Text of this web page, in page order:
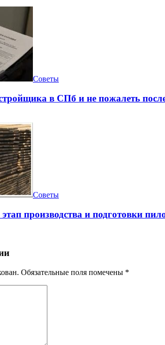
Советы
в СПб и не пожалеть
Советы
производства и подготовки
Обязательные поля помечены *